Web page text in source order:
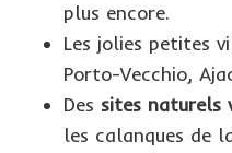
plus encore.
Les jolies petites
Porto-Vecchio,
Des sites naturels
les calanques de